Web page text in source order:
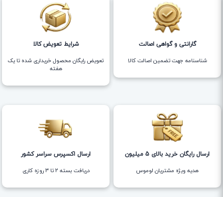
گارانتی و گواهی اصالت
شناسنامه جهت تضمین اصالت کالا
شرایط تعویض کالا
تعویض رایگان محصول خریداری شده تا یک
هفته
ارسال رایگان خرید بالای 5 میلیون
هدیه ویژه مشتریان لوموس
ارسال اکسپرس سراسر کشور
دریافت بسته ۲ تا ۳ روزه کاری